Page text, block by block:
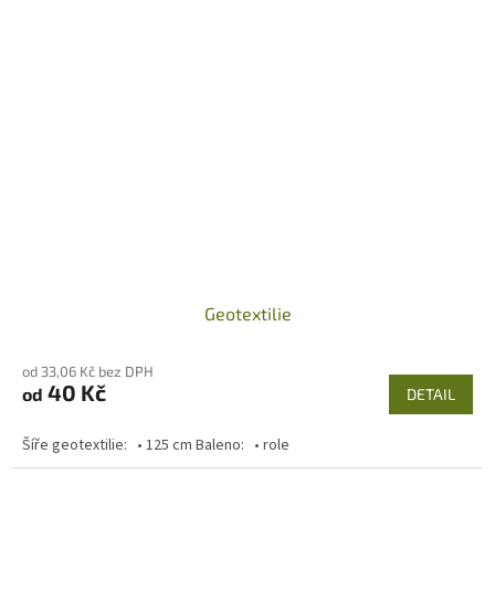
Geotextilie
od 33,06 Kč bez DPH
od 40 Kč DETAIL
Šíře geotextilie: • 125 cm Baleno: • role